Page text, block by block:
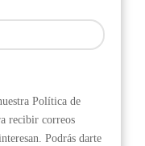
Política de
recibir correos
Podrás darte